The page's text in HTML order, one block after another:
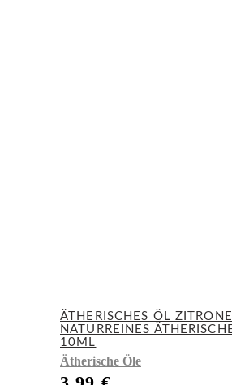
ÄTHERISCHES ÖL
NATURREINES
10ML
Ätherische Öle